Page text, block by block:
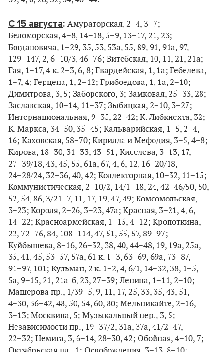
С 15 августа: Амураторская, 2−4, 3−7;
Беломорская, 4−8, 14−18, 5−9, 13−17, 21, 23;
Богдановича, 1−29, 35, 53, 53а, 55, 89, 91, 91а, 97,
129−147, 2, 6−10/3, 46−76; Витебская, 10, 11, 21, 21а;
Гая, 1−17, 4 к. 2−3, 6, 8; Гвардейская, 1, 1а; Гебелева,
1−7, 4; Герцена, 1, 2−12; Грибоедова, 1, 1а, 2−10;
Димитрова, 3, 5; Заборского, 3; Замковая, 25−33, 28;
Заславская, 10−14, 11−37; Зыбицкая, 2−10, 3−27;
Интернациональная, 9−35, 22−42; К. Либкнехта, 32;
К. Маркса, 34−50, 35−45; Кальварийская, 1−5, 2−4,
16; Каховская, 58−70; Кирилла и Мефодия, 3−5, 4−8;
Кирова, 18−30, 31−33, 43−51; Киселева, 3−13, 17,
27−39/18, 43, 45, 55, 61а, 67, 4, 6, 12, 16−20/18,
24−28/24, 32−36, 40, 42; Коллекторная, 10−32, 11−15;
Коммунистическая, 2−10/2, 14/1−18, 24, 42−46/50, 50,
52, 54, 86, 3/21−7, 11, 17, 19, 47, 49; Комсомольская,
3−23; Короля, 2−26, 3−23, 47а; Красная, 3−21, 4, 6,
14−22; Красноармейская, 1−15, 4−12; Кропоткина,
22, 72−76, 84, 108−114, 47, 51, 55, 57, 89−97;
Куйбышева, 8−16, 26−32, 38, 40, 44−48, 19, 19а, 25а,
35, 41, 45, 53−57, 57а, 61 к. 1−3, 63−69, 69а, 73−87,
91−97, 101; Кульман, 2 к. 1−2, 4, 6/1, 14−32, 38, 1−5,
5а, 9−15, 21, 21а-б, 23, 27−39; Ленина, 1−11, 2−10;
Машерова пр., 1/39−5, 9, 11, 17, 25, 33, 35, 43, 51,
4−30, 36−42, 48, 50, 54, 60, 80; Мельникайте, 2−16,
3−13; Москвина, 5; Музыкальный пер., 3, 5;
Независимости пр., 19−37/2, 31а, 37а, 41/2−47,
22−32; Немига, 3, 6−14, 28−30, 42; Обойная, 4−10, 7;